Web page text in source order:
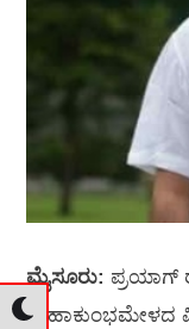
ಮೈಸೂರು: ಪ್ರಯಾಗ್‌
ಮಹಾಕುಂಭಮೇಳದ